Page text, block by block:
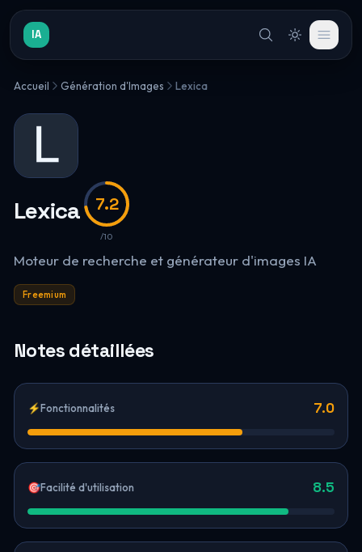
IA
Accueil Génération d'Images Lexica
Lexica 7.2
/10
Moteur de recherche et générateur d'images IA
Freemium
Notes détaillées
⚡Fonctionnalités 7.0
🎯Facilité d'utilisation 8.5